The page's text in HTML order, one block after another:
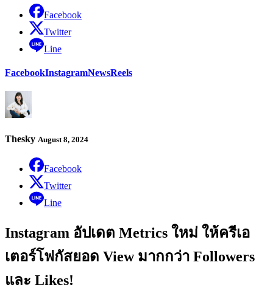
Facebook
Twitter
Line
FacebookInstagramNewsReels
Thesky August 8, 2024
Facebook
Twitter
Line
Instagram อัปเดต Metrics ใหม่ ให้ครีเอ
เตอร์โฟกัสยอด View มากกว่า Followers
และ Likes!